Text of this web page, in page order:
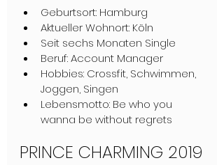
Geburtsort: Hamburg
Aktueller Wohnort: Köln
Seit sechs Monaten Single
Beruf: Account Manager
Hobbies: Crossfit, Schwimmen,
Joggen, Singen
Lebensmotto: Be who you
wanna be without regrets
PRINCE CHARMING 2019